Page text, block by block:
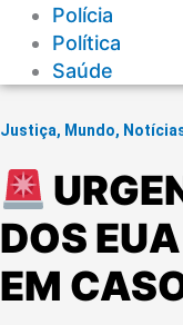
Polícia
Política
Saúde
Justiça, Mundo,
DOS
EM